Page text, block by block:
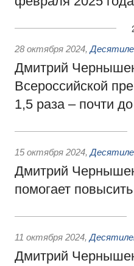
28 октября 2024,
Дмитрий
Всероссийской
1,5 раза – почти
15 октября 2024,
Дмитрий
помогает
11 октября 2024,
Дмитрий